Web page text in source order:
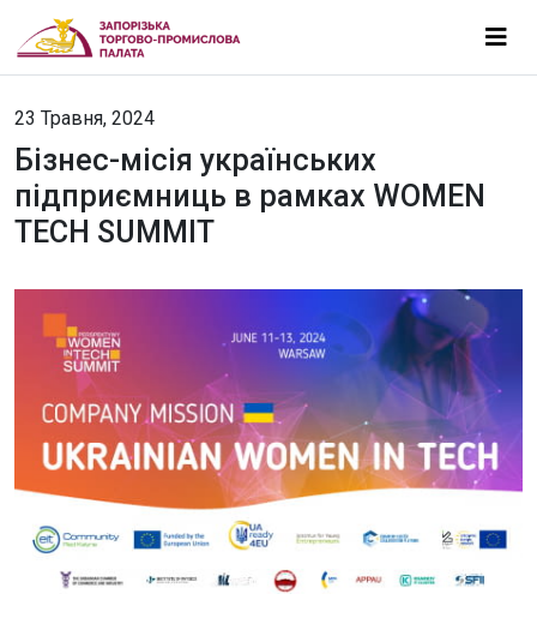
23 Травня, 2024
Бізнес-місія українських
підприємниць в рамках WOMEN
TECH SUMMIT